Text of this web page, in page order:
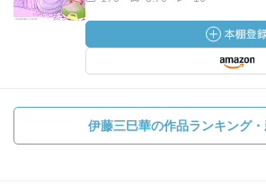
伊藤三巳華の作品ランキング